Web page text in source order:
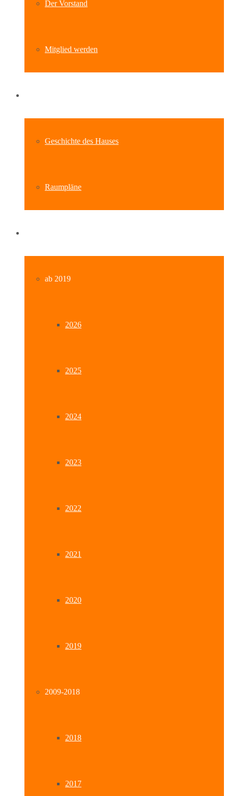
Der Vorstand
Mitglied werden
Geschichte des Hauses
Raumpläne
ab 2019
2026
2025
2024
2023
2022
2021
2020
2019
2009-2018
2018
2017